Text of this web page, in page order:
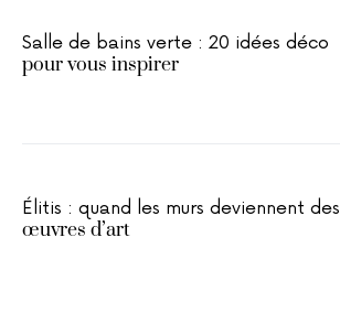
Salle de bains verte : 20 idées déco
pour vous inspirer
Élitis : quand les murs deviennent des
œuvres d’art